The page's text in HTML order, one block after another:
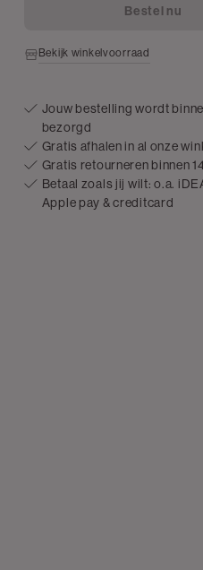
Bestel nu
Bekijk winkelvoorraad
Jouw bestelling wordt
bezorgd
Gratis afhalen in al onze
Gratis retourneren binnen
Betaal zoals jij wilt: o.a.
Apple pay & creditcard